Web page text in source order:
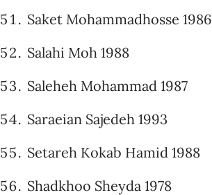
Saket Mohammadhosse 1986
Salahi Moh 1988
Saleheh Mohammad 1987
Saraeian Sajedeh 1993
Setareh Kokab Hamid 1988
Shadkhoo Sheyda 1978